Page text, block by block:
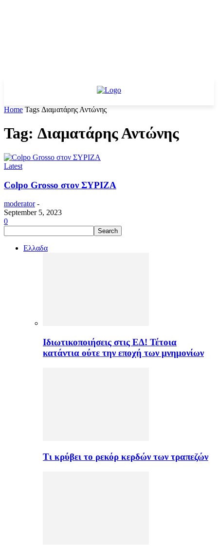
Home Tags Διαματάρης Αντώνης
Tag: Διαματάρης Αντώνης
Latest
Colpo Grosso στον ΣΥΡΙΖΑ
moderator -
September 5, 2023
0
Ελλαδα
Ιδιωτικοποιήσεις στις ΕΔ! Τέτοια
κατάντια ούτε την εποχή των μνημονίων
Τι κρύβει το ρεκόρ κερδών των τραπεζών